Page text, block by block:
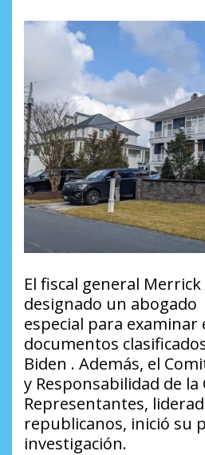
El fiscal general
designado un abogado
especial para examinar
documentos
Biden . Además, el
y Responsabilidad de la
Representantes,
republicanos, inició su
investigación.